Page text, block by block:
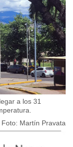
a los 31
Foto: Martín Pravata